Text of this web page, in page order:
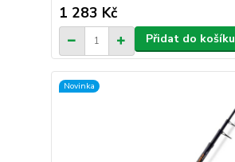
1 283 Kč
Přidat do košíku
Novinka